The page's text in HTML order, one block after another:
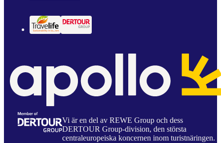
Vi är en del av REWE Group och dess
DERTOUR Group-division, den största
centraleuropeiska koncernen inom turistnäringen.